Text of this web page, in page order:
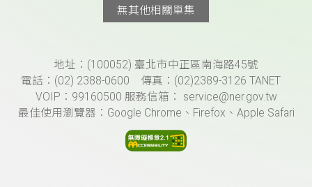
無其他相關單集
頁尾資訊地址：(100052) 臺北市中正區南海路45號
電話：(02) 2388-0600 傳真：(02)2389-3126 TANET
VOIP：99160500 服務信箱： service@ner.gov.tw
最佳使用瀏覽器：Google Chrome、Firefox、Apple Safari